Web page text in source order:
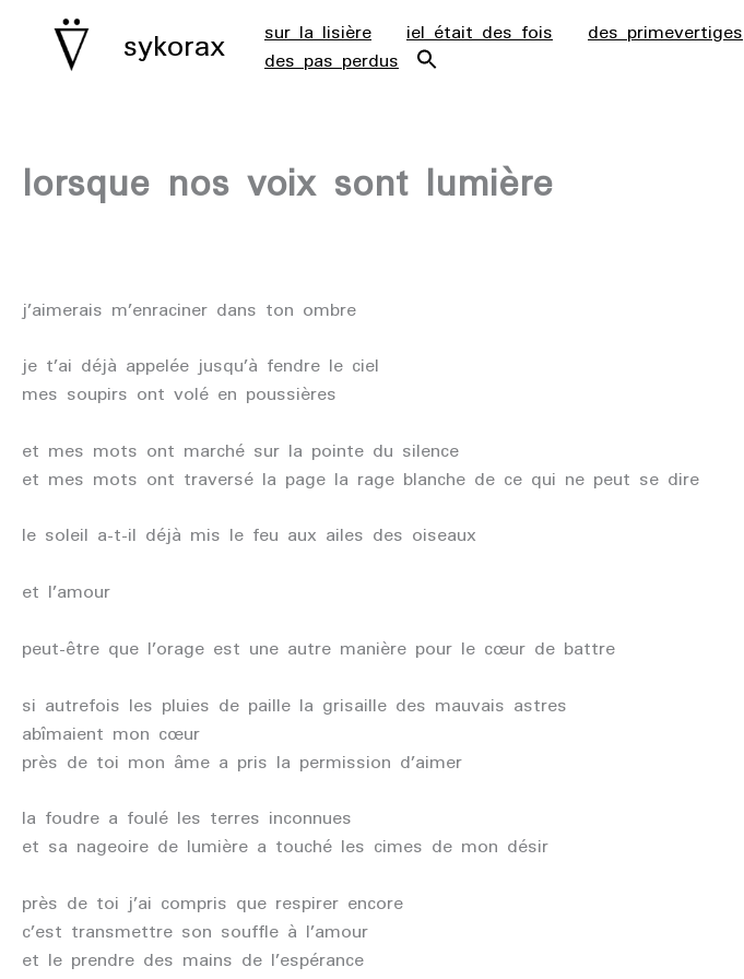
sykorax sur la lisière iel était des fois des primevertiges
des pas perdus
lorsque nos voix sont lumière
j’aimerais m’enraciner dans ton ombre
je t’ai déjà appelée jusqu’à fendre le ciel
mes soupirs ont volé en poussières
et mes mots ont marché sur la pointe du silence
et mes mots ont traversé la page la rage blanche de ce qui ne peut se dire
le soleil a-t-il déjà mis le feu aux ailes des oiseaux
et l’amour
peut-être que l’orage est une autre manière pour le cœur de battre
si autrefois les pluies de paille la grisaille des mauvais astres
abîmaient mon cœur
près de toi mon âme a pris la permission d’aimer
la foudre a foulé les terres inconnues
et sa nageoire de lumière a touché les cimes de mon désir
près de toi j’ai compris que respirer encore
c’est transmettre son souffle à l’amour
et le prendre des mains de l’espérance